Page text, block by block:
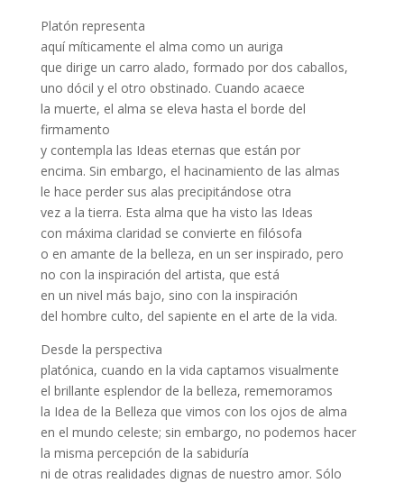
Platón representa
aquí míticamente el alma como un auriga
que dirige un carro alado, formado por dos caballos,
uno dócil y el otro obstinado. Cuando acaece
la muerte, el alma se eleva hasta el borde del
firmamento
y contempla las Ideas eternas que están por
encima. Sin embargo, el hacinamiento de las almas
le hace perder sus alas precipitándose otra
vez a la tierra. Esta alma que ha visto las Ideas
con máxima claridad se convierte en filósofa
o en amante de la belleza, en un ser inspirado, pero
no con la inspiración del artista, que está
en un nivel más bajo, sino con la inspiración
del hombre culto, del sapiente en el arte de la vida.
Desde la perspectiva
platónica, cuando en la vida captamos visualmente
el brillante esplendor de la belleza, rememoramos
la Idea de la Belleza que vimos con los ojos de alma
en el mundo celeste; sin embargo, no podemos hacer
la misma percepción de la sabiduría
ni de otras realidades dignas de nuestro amor. Sólo